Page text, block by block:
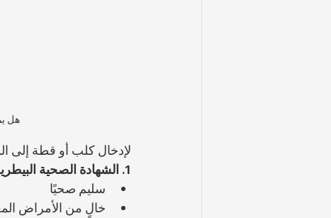
هل
لإدخال كلب أو قطة إلى
1. الشهادة الصحية البيطرية
سليم صحيًا
خالٍ من الأمراض